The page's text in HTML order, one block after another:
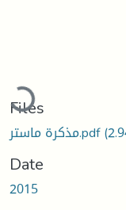
Files
مذكرة ماستر.pdf
Date
2015